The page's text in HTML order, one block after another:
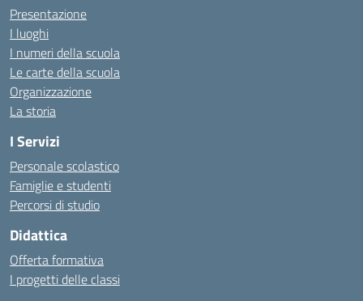
Presentazione
I luoghi
I numeri della scuola
Le carte della scuola
Organizzazione
La storia
I Servizi
Personale scolastico
Famiglie e studenti
Percorsi di studio
Didattica
Offerta formativa
I progetti delle classi